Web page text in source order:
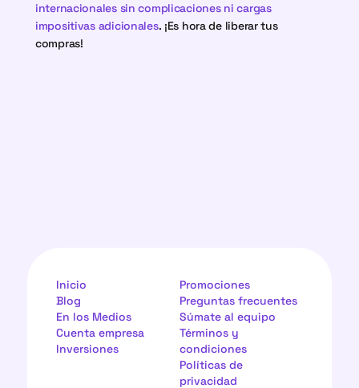
internacionales sin complicaciones ni cargas
impositivas adicionales. ¡Es hora de liberar tus
compras!
Inicio
Blog
En los Medios
Cuenta empresa
Inversiones
Promociones
Preguntas frecuentes
Súmate al equipo
Términos y
condiciones
Políticas de
privacidad